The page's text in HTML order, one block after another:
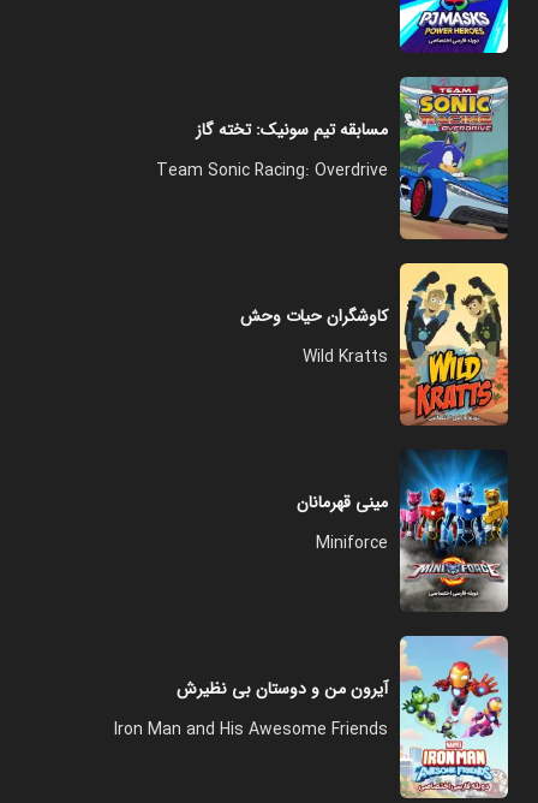
مسابقه تیم سونیک: تخته گاز
Team Sonic Racing: Overdrive
کاوشگران حیات وحش
Wild Kratts
مینی قهرمانان
Miniforce
آیرون من و دوستان بی نظیرش
Iron Man and His Awesome Friends